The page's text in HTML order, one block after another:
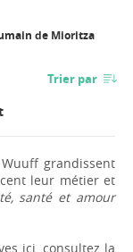
de Mioritza
Trier par
grandissent
leur métier et
santé et amour
ici, consultez la